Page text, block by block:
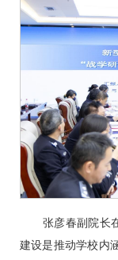
张彦春副院长
建设是推动学校内